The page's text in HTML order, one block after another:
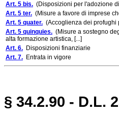
Art. 5 bis. (Disposizioni per l'adozione
Art. 5 ter. (Misure a favore di imprese
Art. 5 quater. (Accoglienza dei
Art. 5 quinquies. (Misure a sostegno
alta formazione artistica, [...]
Art. 6. Disposizioni finanziarie
Art. 7. Entrata in vigore
§ 34.2.90 - D.L.